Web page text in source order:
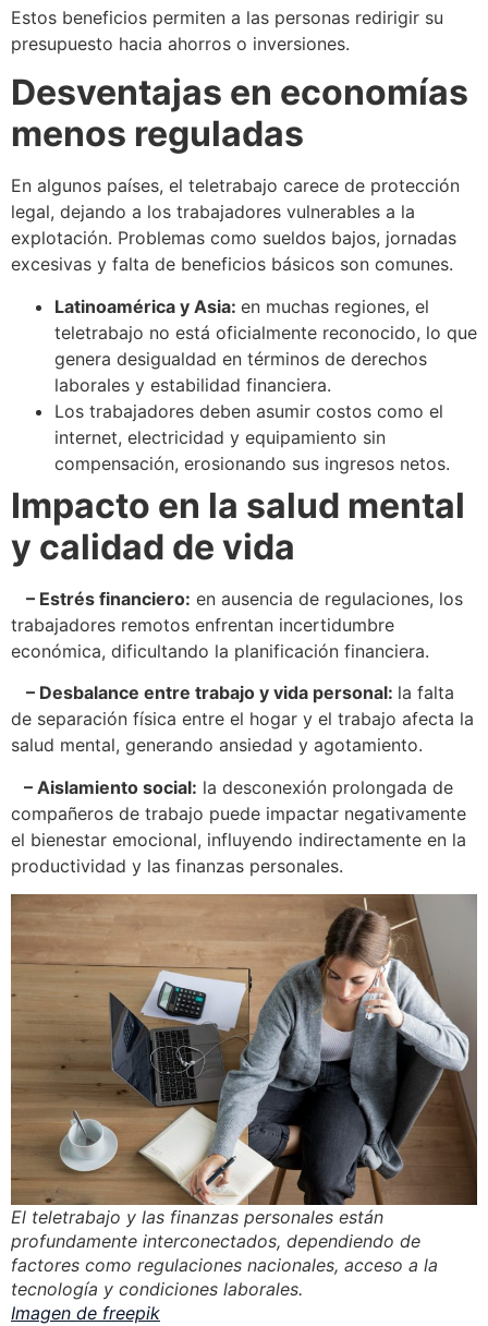
Estos beneficios permiten a las personas redirigir su
presupuesto hacia ahorros o inversiones.
Desventajas en economías
menos reguladas
En algunos países, el teletrabajo carece de protección
legal, dejando a los trabajadores vulnerables a la
explotación. Problemas como sueldos bajos, jornadas
excesivas y falta de beneficios básicos son comunes.
Latinoamérica y Asia: en muchas regiones, el
teletrabajo no está oficialmente reconocido, lo que
genera desigualdad en términos de derechos
laborales y estabilidad financiera.
Los trabajadores deben asumir costos como el
internet, electricidad y equipamiento sin
compensación, erosionando sus ingresos netos.
Impacto en la salud mental
y calidad de vida
– Estrés financiero: en ausencia de regulaciones, los
trabajadores remotos enfrentan incertidumbre
económica, dificultando la planificación financiera.
– Desbalance entre trabajo y vida personal: la falta
de separación física entre el hogar y el trabajo afecta la
salud mental, generando ansiedad y agotamiento.
– Aislamiento social: la desconexión prolongada de
compañeros de trabajo puede impactar negativamente
el bienestar emocional, influyendo indirectamente en la
productividad y las finanzas personales.
El teletrabajo y las finanzas personales están
profundamente interconectados, dependiendo de
factores como regulaciones nacionales, acceso a la
tecnología y condiciones laborales.
Imagen de freepik